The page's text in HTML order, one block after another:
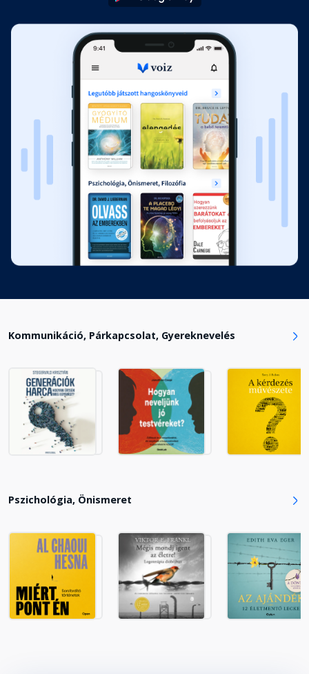
Köszönetnyilvánítás
Fejezet hossza: 00:02:40
Kommunikáció, Párkapcsolat, Gyereknevelés
Pszichológia, Önismeret